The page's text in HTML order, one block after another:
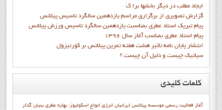
ايجاد مطلب در ديگر بخشها برا ک
گزارش تصويري از برگزاري مراسم يازدهمين سالگرد تاسيس پيلاتس
پيام تبريک استاد عطري بمناسبت يازدهمين سالگرد تاسيس ورزش پيلاتس
پيام استاد عطري بمناسب آغاز سال 1396
انتشار پايان نامه تاثیر هشت هفته تمرین پیلاتس بر کورتیزول
سیاتیک چیست و دلیل آن چیست ؟
کلماتکلیدی
آغاز فعاليت رسمي موسسه پيلاتس ايرانيان انرژی انواع اسکولیوز: بهاره عطري بنيان گذار